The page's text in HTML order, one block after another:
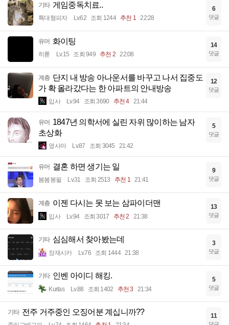
기타 게임중독치료..
특대형피자 Lv.62 조회 1244 추천 1 22:28
6
댓글
유머 화이팅
히롣 Lv.15 조회 949 추천 2 22:08
14
댓글
계층 단지 내 방송 아나운서를 바꾸고 나서 집중도
가 확 올라갔다는 한 아파트의 안내방송
입사 Lv.94 조회 3690 추천 4 21:44
12
댓글
유머 1847년 의학서에 실린 자위 많이하는 남자
초상화
옆사마 Lv.87 조회 3045 21:42
5
댓글
유머 결혼 하면 생기는 일
봄봄봉필 Lv.31 조회 2513 추천 1 21:41
9
댓글
계층 이젠 다시는 못 보는 삼파이더맨
입사 Lv.94 조회 3017 추천 2 21:38
13
댓글
기타 심심해서 찾아봤는데
장재시카 Lv.76 조회 1444 21:38
3
댓글
기타 인벤 아이디 해킹.
Kurtas Lv.88 조회 1402 추천 3 21:34
5
댓글
기타 전주 거주중인 오징어분 계십니까?? 11